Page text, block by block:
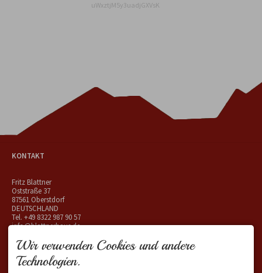
uWxztjM5y3uadjGXVsK
KONTAKT
Fritz Blattner
Oststraße 37
87561 Oberstdorf
DEUTSCHLAND
Tel. +49 8322 987 90 57
info@blattnerhaus.de
Wir verwenden Cookies und andere
Technologien.